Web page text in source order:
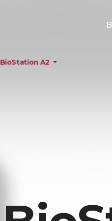
BioStation A2